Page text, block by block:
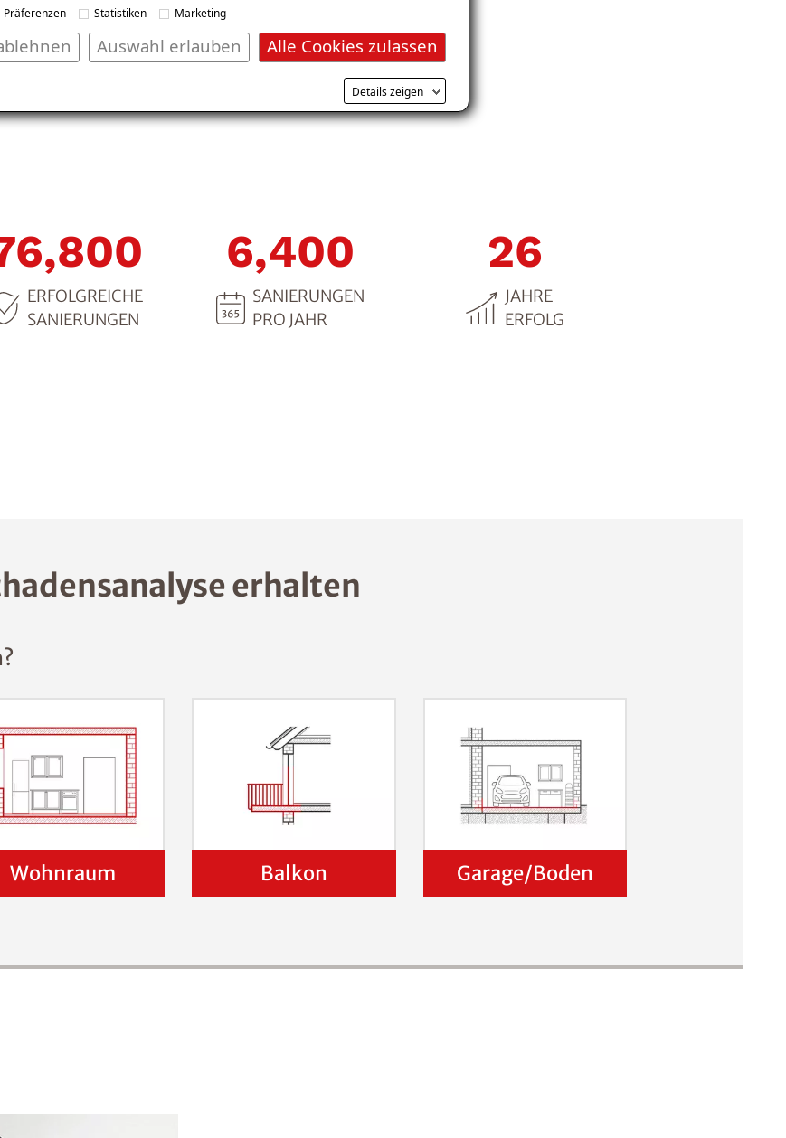
Präferenzen Statistiken Marketing
Alle Cookies zulassen
Auswahl erlauben
Details zeigen
ERFOLGREICHE
SANIERUNGEN
9,800
SANIERUNGEN
PRO JAHR
30
JAHRE
ERFOLG
erhalten
Wohnraum Balkon Garage/Boden